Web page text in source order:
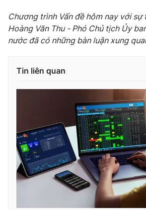
Chương trình Vấn đề hôm nay với sự
Hoàng Văn Thu - Phó Chủ tịch Ủy
nước đã có những bàn luận xung
Tin liên quan